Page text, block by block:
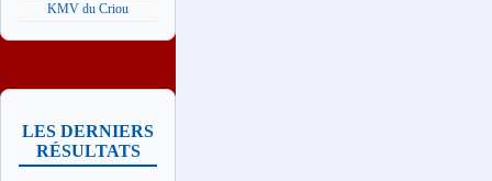
KMV du Criou
LES DERNIERS
RÉSULTATS